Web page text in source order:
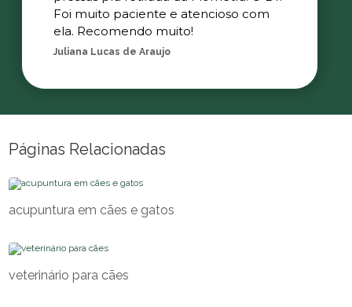
Foi muito paciente e atencioso com
ela. Recomendo muito!
Juliana Lucas de Araujo
Páginas Relacionadas
acupuntura em cães e gatos
veterinário para cães